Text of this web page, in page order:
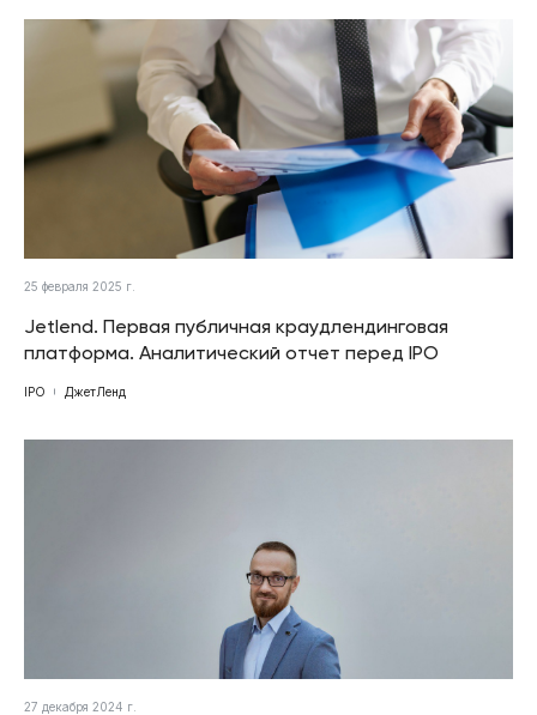
25 февраля 2025 г.
Jetlend. Первая публичная краудлендинговая
платформа. Аналитический отчет перед IPO
IPO ДжетЛенд
27 декабря 2024 г.